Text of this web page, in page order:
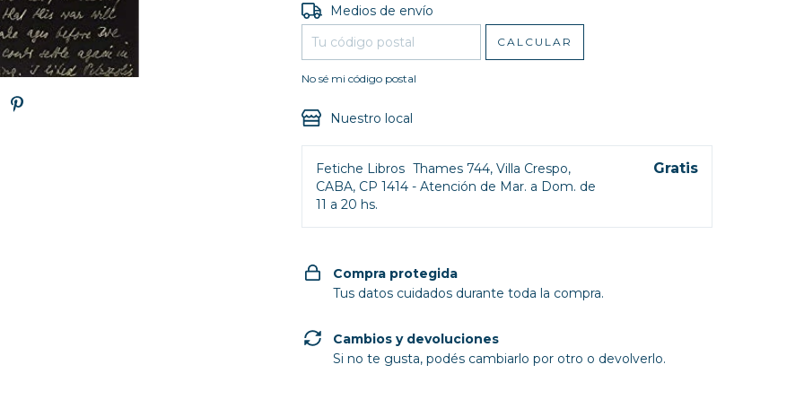
Entregas para el CP:
Medios de envío
CALCULAR
No sé mi código postal
Nuestro local
Fetiche Libros Thames 744, Villa Crespo,
CABA, CP 1414 - Atención de Mar. a Dom. de
11 a 20 hs.
Gratis
Compra protegida
Tus datos cuidados durante toda la compra.
Cambios y devoluciones
Si no te gusta, podés cambiarlo por otro o devolverlo.